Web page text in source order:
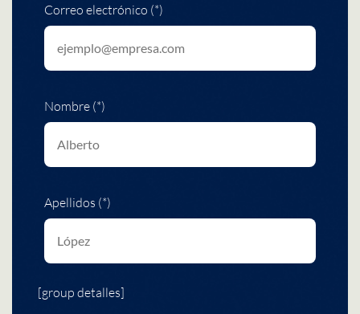
Correo electrónico (*)
Nombre (*)
Apellidos (*)
[group detalles]